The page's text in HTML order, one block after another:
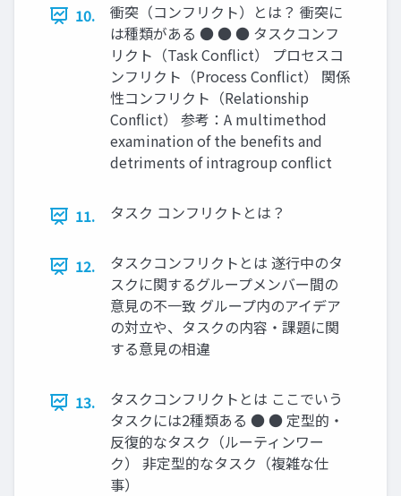
10.
衝突（コンフリクト）とは？ 衝突に
は種類がある ● ● ● タスクコンフ
リクト（Task Conﬂict） プロセスコ
ンフリクト（Process Conﬂict） 関係
性コンフリクト（Relationship
Conﬂict） 参考：A multimethod
examination of the benefits and
detriments of intragroup conflict
11. タスク コンフリクトとは？
12.
タスクコンフリクトとは 遂行中のタ
スクに関するグループメンバー間の
意見の不一致 グループ内のアイデア
の対立や、タスクの内容・課題に関
する意見の相違
13.
タスクコンフリクトとは ここでいう
タスクには2種類ある ● ● 定型的・
反復的なタスク（ルーティンワー
ク） 非定型的なタスク（複雑な仕
事）